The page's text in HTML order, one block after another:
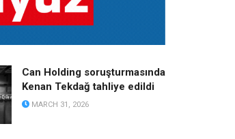
Can Holding soruşturmasında
Kenan Tekdağ tahliye edildi
MARCH 31, 2026